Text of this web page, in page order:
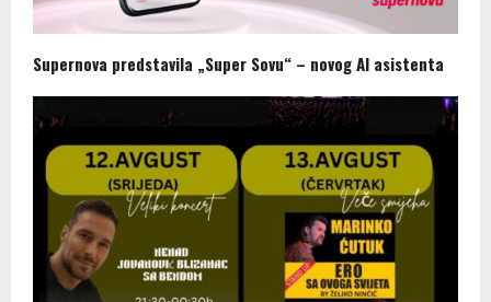
Supernova predstavila „Super Sovu“ – novog AI asistenta